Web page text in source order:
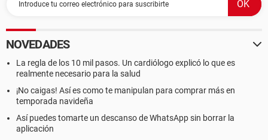
NOVEDADES
La regla de los 10 mil pasos. Un cardiólogo explicó lo que es
realmente necesario para la salud
¡No caigas! Así es como te manipulan para comprar más en
temporada navideña
Así puedes tomarte un descanso de WhatsApp sin borrar la
aplicación